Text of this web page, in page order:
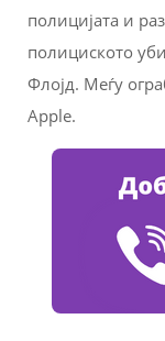
полицијaта и
полициското
Флојд. Меѓу
Apple.